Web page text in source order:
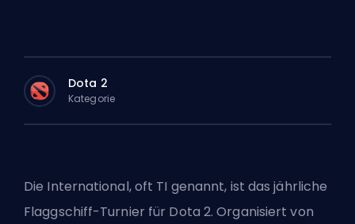
Dota 2
Kategorie
Die International, oft TI genannt, ist das jährliche
Flaggschiff-Turnier für Dota 2. Organisiert von